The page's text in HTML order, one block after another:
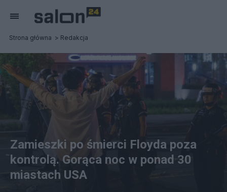
Strona główna Redakcja
Zamieszki po śmierci Floyda poza
kontrolą. Gorąca noc w ponad 30
miastach USA